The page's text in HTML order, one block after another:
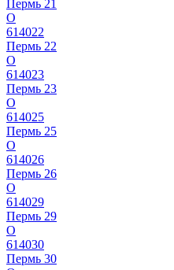
Пермь 21
О
614022
Пермь 22
О
614023
Пермь 23
О
614025
Пермь 25
О
614026
Пермь 26
О
614029
Пермь 29
О
614030
Пермь 30